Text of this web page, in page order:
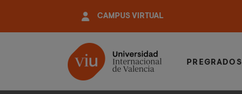
contenido
CAMPUS VIRTUAL
PREGRADOS